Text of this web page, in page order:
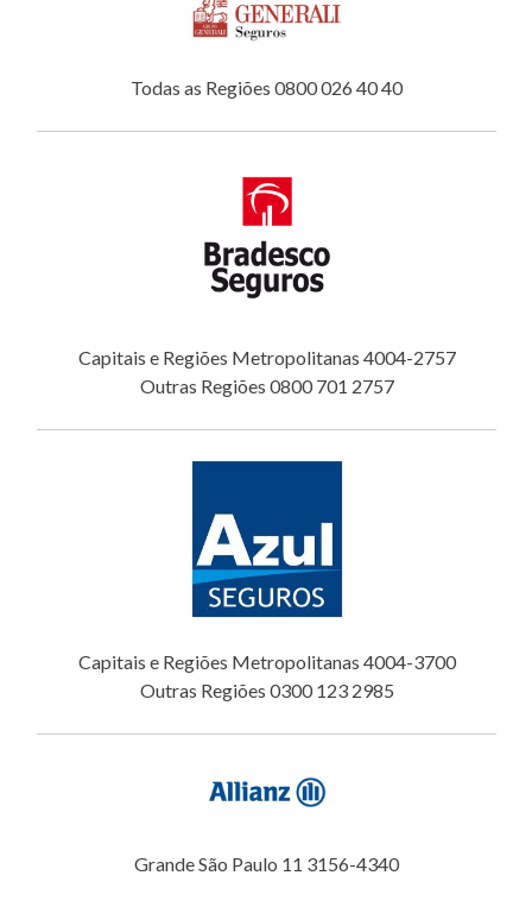
Todas as Regiões 0800 026 40 40
Capitais e Regiões Metropolitanas 4004-2757
Outras Regiões 0800 701 2757
Capitais e Regiões Metropolitanas 4004-3700
Outras Regiões 0300 123 2985
Grande São Paulo 11 3156-4340